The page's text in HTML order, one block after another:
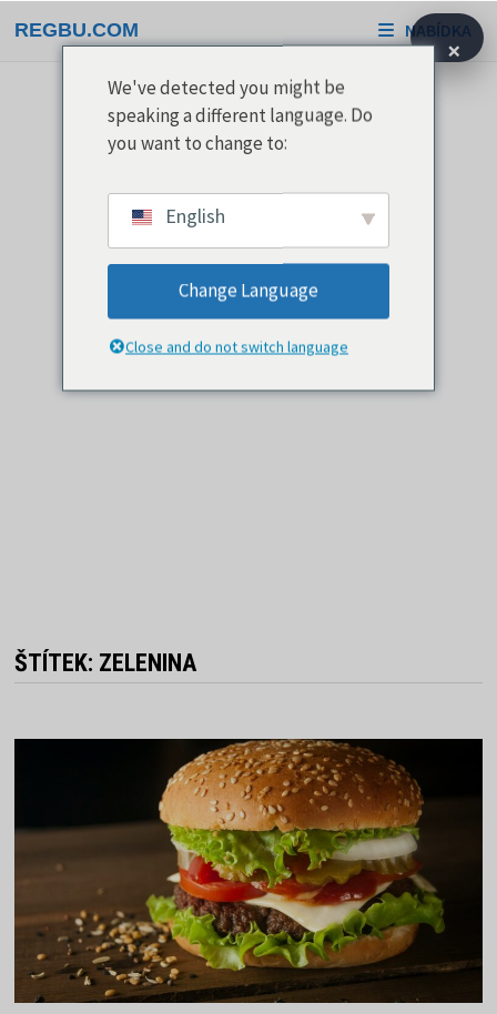
na
REGBU.COM NABÍDKA
ŠTÍTEK: ZELENINA
×
We've detected you might be
speaking a different language. Do
you want to change to:
English
Change Language
Close and do not switch language